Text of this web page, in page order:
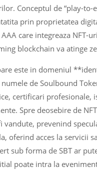
Conceptul de “play-to-
prin proprietatea
care integreaza
blockchain va atinge
este in domeniul
de Soulbound
certificari
Spre deosebire de
prevenind
oferind acces la servicii
sub forma de SBT ar
poate intra la